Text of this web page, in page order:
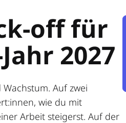
off für
2027
Auf zwei
wie du mit
Arbeit steigerst. Auf der